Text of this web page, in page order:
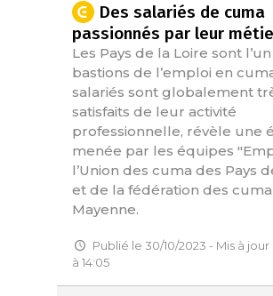
Des salariés de cuma
passionnés par leur
Les Pays de la Loire sont
bastions de l’emploi en
salariés sont globalement
satisfaits de leur activité
professionnelle, révèle une
menée par les équipes
l’Union des cuma des Pays
et de la fédération des
Mayenne.
Publié le 30/10/2023 - Mis à jour
à 14:05